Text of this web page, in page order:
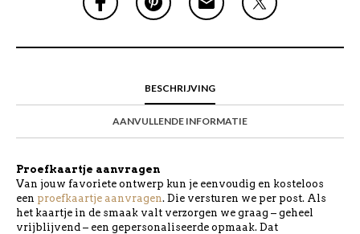
BESCHRIJVING
AANVULLENDE INFORMATIE
Proefkaartje aanvragen
Van jouw favoriete ontwerp kun je eenvoudig en kosteloos
een proefkaartje aanvragen. Die versturen we per post. Als
het kaartje in de smaak valt verzorgen we graag – geheel
vrijblijvend – een gepersonaliseerde opmaak. Dat